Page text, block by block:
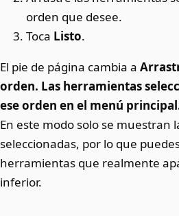
orden que desee.
Toca Listo.
El pie de página cambia a
orden. Las herramientas
ese orden en el menú
En este modo solo se muestran
seleccionadas, por lo que
herramientas que realmente
inferior.